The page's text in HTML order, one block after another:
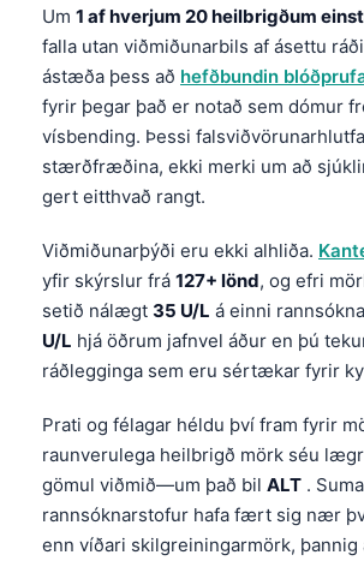
Um 1 af hverjum 20 heilbrigðum
falla utan viðmiðunarbils af ásettu
ástæða þess að hefðbundin
fyrir þegar það er notað sem dómur
vísbending. Þessi
stærðfræðina, ekki merki um að
gert eitthvað rangt.
Viðmiðunarþýði eru ekki alhliða.
yfir skýrslur frá 127+ lönd, og efri
setið nálægt 35 U/L á einni
U/L hjá öðrum jafnvel áður en þú
ráðlegginga sem eru sértækar fyrir
Prati og félagar héldu því fram fyrir
raunverulega heilbrigð mörk séu
gömul viðmið—um það bil ALT .
rannsóknarstofur hafa fært sig nær
enn víðari skilgreiningarmörk, þannig